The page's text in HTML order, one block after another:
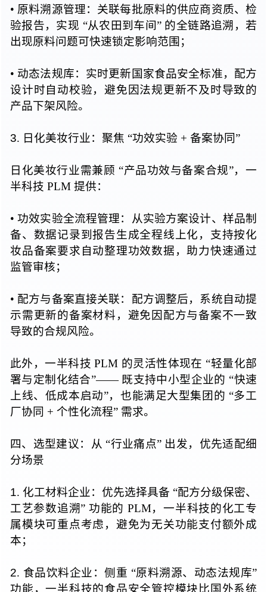
• 原料溯源管理：关联每批原料的供应商资质、检
验报告， 实现 “从农田到车间” 的全链路追溯，若
出现原料问题可快速锁定影响范围；
• 动态法规库：实时更新国家食品安全标准，配方
设计时自动校验，避免因法规更新不及时导致的
产品下架风险。
3. 日化美妆行业： 聚焦 “功效实验 + 备案协同”
日化美妆行业需兼顾 “产品功效与备案合规”，一
半科技 PLM 提供：
• 功效实验全流程管理：从实验方案设计、样品制
备、数据记录到报告生成全程线上化，支持按化
妆品备案要求自动整理功效数据，助力快速通过
监管审核；
• 配方与备案直接关联：配方调整后，系统自动提
示需更新的备案材料，避免因配方与备案不一致
导致的合规风险。
此外，一半科技 PLM 的灵活性体现在 “轻量化部
署与定制化结合”—— 既支持中小型企业的 “快速
上线、低成本启动”，也能满足大型集团 的 “多工
厂协同 + 个性化流程” 需求。
四、选型建议： 从 “行业痛点” 出发，优先适配细
分场景
1. 化工材料企业：优先选择具备 “配方分级保密、
工艺参数追溯” 功能的 PLM，一半科技的化工专
属模块可重点考虑，避免为无关功能支付额外成
本；
2. 食品饮料企业： 侧重 “原料溯源、动态法规库”
功能 ，一半科技的食品安全管控模块比国外系统